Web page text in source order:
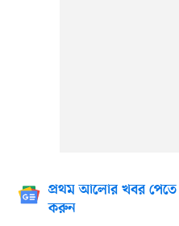
প্রথম আলোর খবর
করুন